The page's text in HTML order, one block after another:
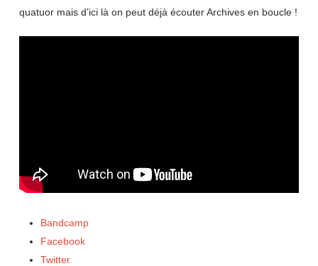
quatuor mais d’ici là on peut déjà écouter Archives en boucle !
Bandcamp
Facebook
Twitter